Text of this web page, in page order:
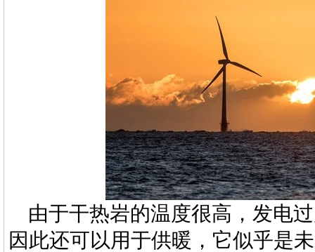
由于干热岩的温度很高，发电
因此还可以用于供暖，它似乎是